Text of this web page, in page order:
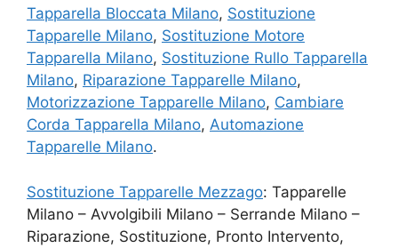
Tapparella Bloccata Milano, Sostituzione
Tapparelle Milano, Sostituzione Motore
Tapparella Milano, Sostituzione Rullo Tapparella
Milano, Riparazione Tapparelle Milano,
Motorizzazione Tapparelle Milano, Cambiare
Corda Tapparella Milano, Automazione
Tapparelle Milano.
Sostituzione Tapparelle Mezzago: Tapparelle
Milano – Avvolgibili Milano – Serrande Milano –
Riparazione, Sostituzione, Pronto Intervento,